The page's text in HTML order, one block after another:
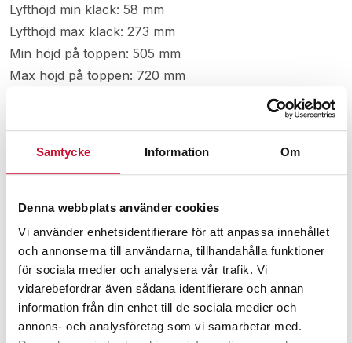
Samtycke Information Om
Denna webbplats använder cookies
Vi använder enhetsidentifierare för att anpassa innehållet
och annonserna till användarna, tillhandahålla funktioner
för sociala medier och analysera vår trafik. Vi
vidarebefordrar även sådana identifierare och annan
information från din enhet till de sociala medier och
annons- och analysföretag som vi samarbetar med.
Lyfthöjd min klack: 58 mm
Lyfthöjd max klack: 273 mm
Min höjd på toppen: 505 mm
Max höjd på toppen: 720 mm
Manual maskindomkraft 25 ton
Relaterade produkter